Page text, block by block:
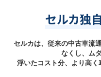
セルカ独
セルカは、従来の中古車流
なくし、ム
浮いたコスト分、より高